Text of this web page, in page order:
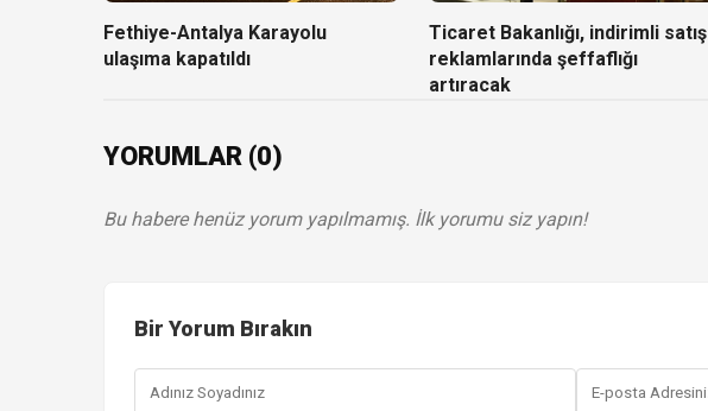
Fethiye-Antalya Karayolu
ulaşıma kapatıldı
Ticaret Bakanlığı, indirimli satış
reklamlarında şeffaflığı
artıracak
YORUMLAR (0)
Bu habere henüz yorum yapılmamış. İlk yorumu siz yapın!
Bir Yorum Bırakın